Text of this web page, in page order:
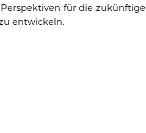
für die zukünftige
entwickeln.